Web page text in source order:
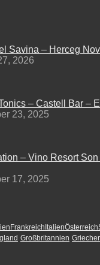
Savina – Herceg
2026
– Castell Bar –
23, 2025
– Vino Resort Son
17, 2025
FrankreichItalienÖsterreich
Großbritannien